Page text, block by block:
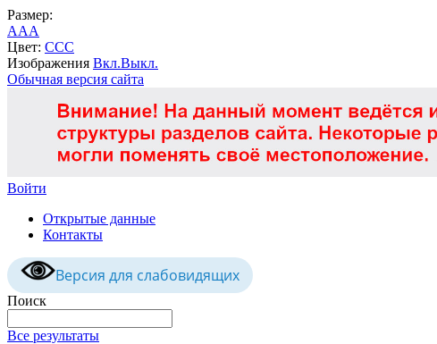
Размер:
AAA
Цвет: CCC
Изображения Вкл.Выкл.
Обычная версия сайта
Войти
Открытые данные
Контакты
Версия для слабовидящих
Поиск
Все результаты